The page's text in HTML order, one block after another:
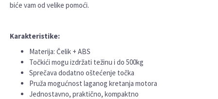
biće vam od velike pomoći.
Karakteristike:
Materija: Čelik + ABS
Točkići mogu izdržati težinu i do 500kg
Sprečava dodatno oštećenje točka
Pruža mogućnost laganog kretanja motora
Jednostavno, praktično, kompaktno